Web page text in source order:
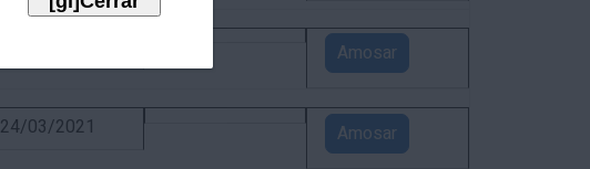
Amosar
24/03/2021 Amosar